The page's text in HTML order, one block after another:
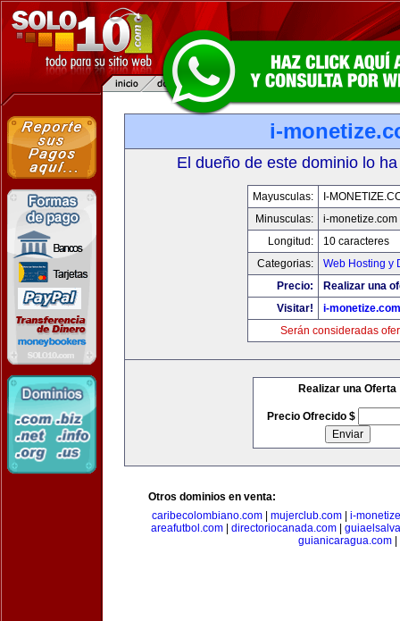
i-
El dueño de este dominio lo
Mayusculas:
I-
Minusculas:
i-monetize.com
Longitud:
10 caracteres
Categorias:
Web Hosting y
Precio:
Realizar una
Visitar!
i-monetize.com
Serán consideradas
Realizar una Oferta
Precio Ofrecido $
Otros dominios en venta:
caribecolombiano.com| mujerclub.com| i-
areafutbol.com
directoriocanada.com
guianicaragua.com|